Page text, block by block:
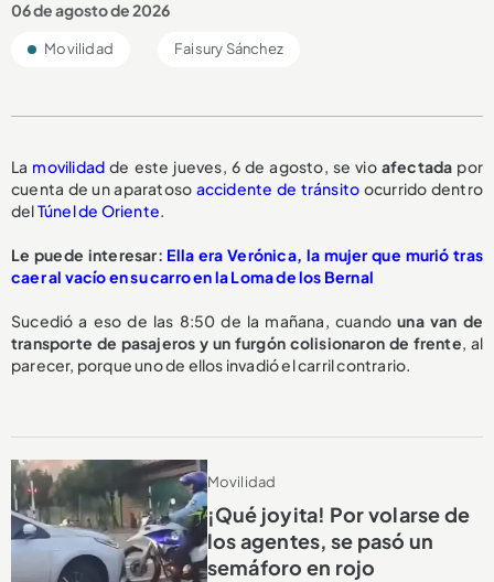
06 de agosto de 2026
Movilidad Faisury Sánchez
La movilidad de este jueves, 6 de agosto, se vioafectada por
cuenta de un aparatoso accidente de tránsito ocurrido dentro
delTúnel de Oriente.
Le puede interesar: Ella era Verónica, la mujer que murió tras
caer al vacío en su carro en la Loma de los Bernal
Sucedió a eso de las 8:50 de la mañana, cuandouna van de
transporte de pasajeros y un furgón colisionaron de frente, al
parecer, porque uno de ellos invadió el carril contrario.
Movilidad
¡Qué joyita! Por volarse de
los agentes, se pasó un
semáforo en rojo